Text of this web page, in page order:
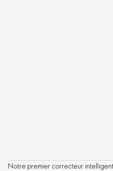
Notre premier correcteur